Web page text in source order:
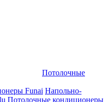
Потолочные
Funai Напольно-
Потолочные кондиционеры